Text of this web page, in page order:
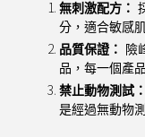
無刺激配方：
分，適合敏感
品質保證：
險
品，每一個產
禁止動物測試：
是經過無動物